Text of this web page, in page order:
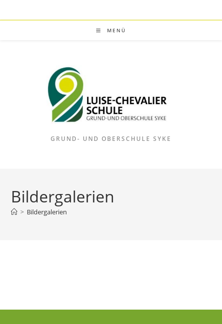
Inhalt
MENÜ
GRUND- UND OBERSCHULE SYKE
Bildergalerien
> Bildergalerien